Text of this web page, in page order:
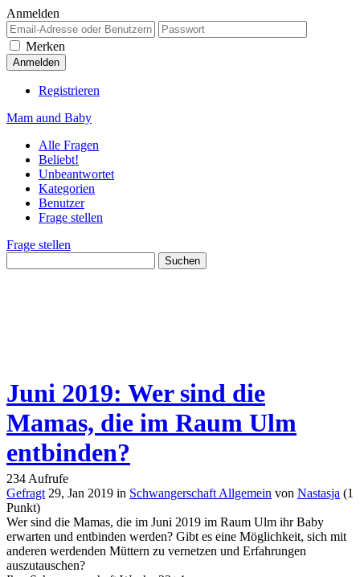
Anmelden
Merken
Registrieren
Mam aund Baby
Alle Fragen
Beliebt!
Unbeantwortet
Kategorien
Benutzer
Frage stellen
Frage stellen
Juni 2019: Wer sind die
Mamas, die im Raum Ulm
entbinden?
234Aufrufe
Gefragt 29, Jan 2019 in Schwangerschaft Allgemein von Nastasja (1
Punkt)
Wer sind die Mamas, die im Juni 2019 im Raum Ulm ihr Baby
erwarten und entbinden werden? Gibt es eine Möglichkeit, sich mit
anderen werdenden Müttern zu vernetzen und Erfahrungen
auszutauschen?